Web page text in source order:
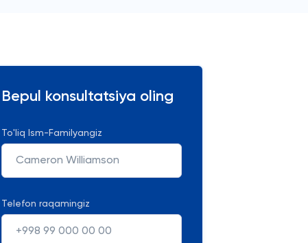
Bepul konsultatsiya oling
To'liq Ism-Familyangiz
Telefon raqamingiz